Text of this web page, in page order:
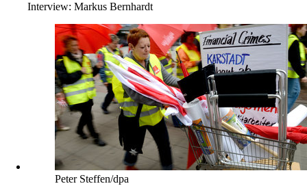
Interview: Markus Bernhardt
Peter Steffen/dpa